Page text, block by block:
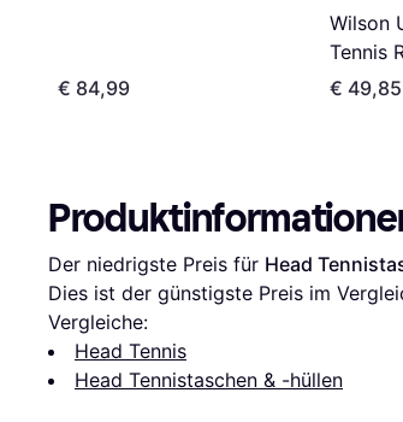
€ 84,99
Wilson
Tennis
€ 49,85
Der niedrigste Preis für Head
Dies ist der günstigste Preis im
Vergleiche:
Head Tennis
Head Tennistaschen & -hüllen